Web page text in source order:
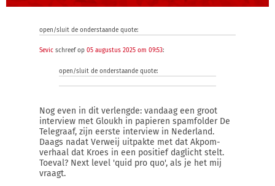
open/sluit de onderstaande quote:
Sevic schreef op 05 augustus 2025 om 09:53:
open/sluit de onderstaande quote:
Nog even in dit verlengde: vandaag een groot
interview met Gloukh in papieren spamfolder De
Telegraaf, zijn eerste interview in Nederland.
Daags nadat Verweij uitpakte met dat Akpom-
verhaal dat Kroes in een positief daglicht stelt.
Toeval? Next level 'quid pro quo', als je het mij
vraagt.